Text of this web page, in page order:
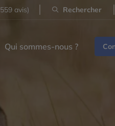
avis) Rechercher
Qui sommes-nous ?